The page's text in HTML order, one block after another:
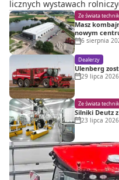
licznych wystawach
Ze świata
Masz
nowym
6 sierpnia
Dealerzy
Ulenberg
29 lipca 2026
Ze świata
Silniki Deutz
23 lipca 2026